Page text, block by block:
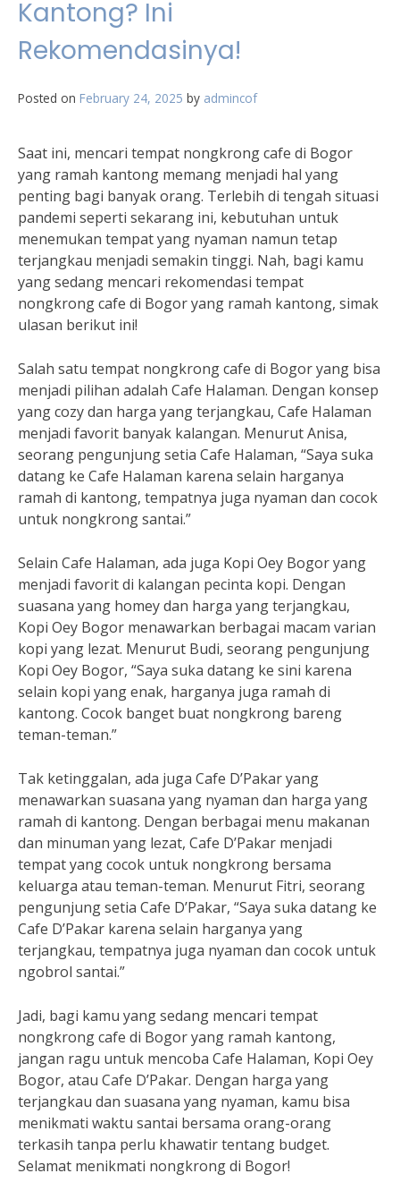
Kantong? Ini
Rekomendasinya!
Posted on February 24, 2025 by admincof
Saat ini, mencari tempat nongkrong cafe di Bogor
yang ramah kantong memang menjadi hal yang
penting bagi banyak orang. Terlebih di tengah situasi
pandemi seperti sekarang ini, kebutuhan untuk
menemukan tempat yang nyaman namun tetap
terjangkau menjadi semakin tinggi. Nah, bagi kamu
yang sedang mencari rekomendasi tempat
nongkrong cafe di Bogor yang ramah kantong, simak
ulasan berikut ini!
Salah satu tempat nongkrong cafe di Bogor yang bisa
menjadi pilihan adalah Cafe Halaman. Dengan konsep
yang cozy dan harga yang terjangkau, Cafe Halaman
menjadi favorit banyak kalangan. Menurut Anisa,
seorang pengunjung setia Cafe Halaman, “Saya suka
datang ke Cafe Halaman karena selain harganya
ramah di kantong, tempatnya juga nyaman dan cocok
untuk nongkrong santai.”
Selain Cafe Halaman, ada juga Kopi Oey Bogor yang
menjadi favorit di kalangan pecinta kopi. Dengan
suasana yang homey dan harga yang terjangkau,
Kopi Oey Bogor menawarkan berbagai macam varian
kopi yang lezat. Menurut Budi, seorang pengunjung
Kopi Oey Bogor, “Saya suka datang ke sini karena
selain kopi yang enak, harganya juga ramah di
kantong. Cocok banget buat nongkrong bareng
teman-teman.”
Tak ketinggalan, ada juga Cafe D’Pakar yang
menawarkan suasana yang nyaman dan harga yang
ramah di kantong. Dengan berbagai menu makanan
dan minuman yang lezat, Cafe D’Pakar menjadi
tempat yang cocok untuk nongkrong bersama
keluarga atau teman-teman. Menurut Fitri, seorang
pengunjung setia Cafe D’Pakar, “Saya suka datang ke
Cafe D’Pakar karena selain harganya yang
terjangkau, tempatnya juga nyaman dan cocok untuk
ngobrol santai.”
Jadi, bagi kamu yang sedang mencari tempat
nongkrong cafe di Bogor yang ramah kantong,
jangan ragu untuk mencoba Cafe Halaman, Kopi Oey
Bogor, atau Cafe D’Pakar. Dengan harga yang
terjangkau dan suasana yang nyaman, kamu bisa
menikmati waktu santai bersama orang-orang
terkasih tanpa perlu khawatir tentang budget.
Selamat menikmati nongkrong di Bogor!